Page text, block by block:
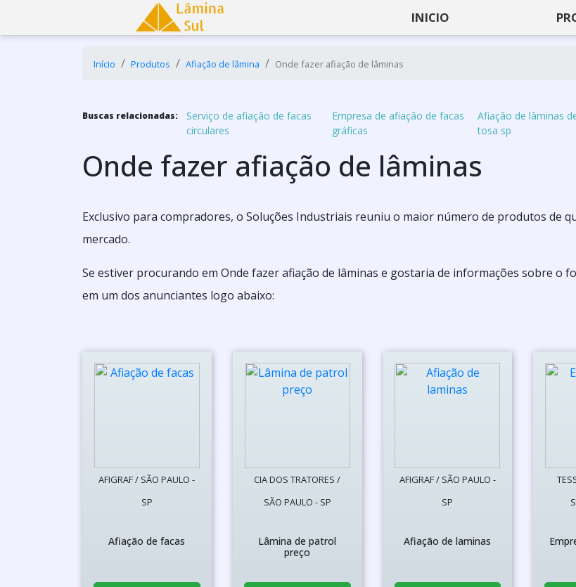
INICIO
Início Produtos Afiação de lâmina Onde fazer afiação de lâminas
Buscas relacionadas:
Serviço de afiação de facas
circulares
Empresa de afiação de facas
gráficas
Afiação de lâminas
tosa sp
Onde fazer afiação de lâminas
Exclusivo para compradores, o Soluções Industriais reuniu o maior número de produtos de
mercado.
Se estiver procurando em Onde fazer afiação de lâminas e gostaria de informações sobre o
em um dos anunciantes logo abaixo:
AFIGRAF / SÃO PAULO -
SP
Afiação de facas
CIA DOS TRATORES /
SÃO PAULO - SP
Lâmina de patrol
preço
AFIGRAF / SÃO PAULO -
SP
Afiação de laminas